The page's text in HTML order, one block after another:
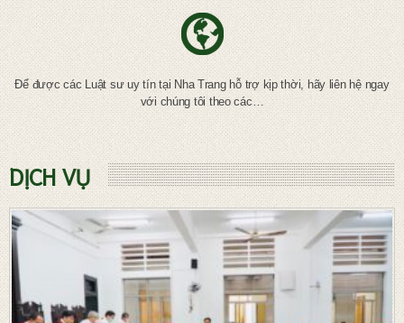
Để được các Luật sư uy tín tại Nha Trang hỗ trợ kịp thời, hãy liên hệ ngay
với chúng tôi theo các…
DỊCH VỤ